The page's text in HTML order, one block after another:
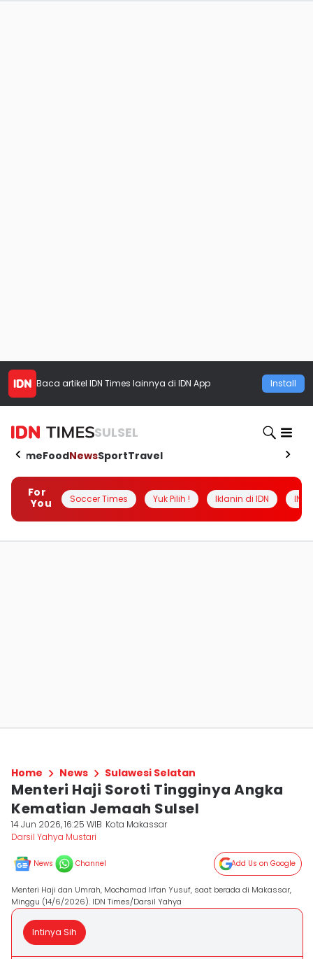
Baca artikel IDN Times lainnya di IDN App Install
SULSEL
HomeFoodNewsSportTravel
For
You
Soccer Times Yuk Pilih ! Iklanin di IDN
Home News Sulawesi Selatan
Menteri Haji Soroti Tingginya Angka
Kematian Jemaah Sulsel
14 Jun 2026, 16:25 WIB Kota Makassar
Darsil Yahya Mustari
News Channel Add Us on Google
Menteri Haji dan Umrah, Mochamad Irfan Yusuf, saat berada di Makassar,
Minggu (14/6/2026). IDN Times/Darsil Yahya
Intinya Sih